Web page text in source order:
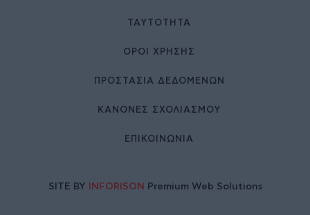
ΤΑΥΤΌΤΗΤΑ
ΌΡΟΙ ΧΡΉΣΗΣ
ΠΡΟΣΤΑΣΙΑ ΔΕΔΟΜΕΝΩΝ
ΚΑΝΟΝΕΣ ΣΧΟΛΙΑΣΜΟΥ
ΕΠΙΚΟΙΝΩΝΊΑ
SITE BY INFORISON Premium Web Solutions